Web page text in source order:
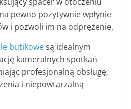
spacer w otoczeniu
pewno pozytywnie wpłynie
i pozwoli im na odprężenie.
butikowesą idealnym
kameralnych spotkań
profesjonalną obsługę,
i niepowtarzalną